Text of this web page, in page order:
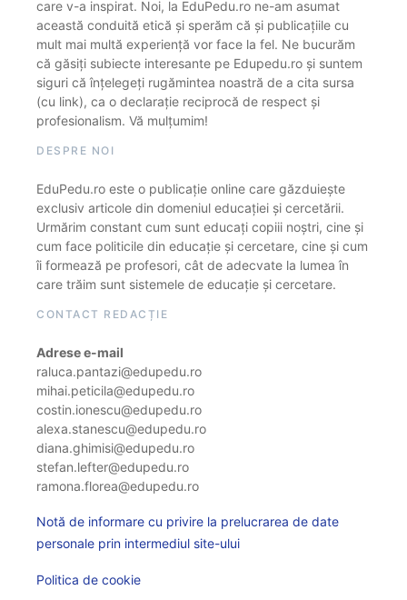
care v-a inspirat. Noi, la EduPedu.ro ne-am asumat
această conduită etică și sperăm că și publicațiile cu
mult mai multă experiență vor face la fel. Ne bucurăm
că găsiți subiecte interesante pe Edupedu.ro și suntem
siguri că înțelegeți rugămintea noastră de a cita sursa
(cu link), ca o declarație reciprocă de respect și
profesionalism. Vă mulțumim!
DESPRE NOI
EduPedu.ro este o publicație online care găzduiește
exclusiv articole din domeniul educației și cercetării.
Urmărim constant cum sunt educați copiii noștri, cine și
cum face politicile din educație și cercetare, cine și cum
îi formează pe profesori, cât de adecvate la lumea în
care trăim sunt sistemele de educație și cercetare.
CONTACT REDACȚIE
Adrese e-mail
raluca.pantazi@edupedu.ro
mihai.peticila@edupedu.ro
costin.ionescu@edupedu.ro
alexa.stanescu@edupedu.ro
diana.ghimisi@edupedu.ro
stefan.lefter@edupedu.ro
ramona.florea@edupedu.ro
Notă de informare cu privire la prelucrarea de date
personale prin intermediul site-ului
Politica de cookie